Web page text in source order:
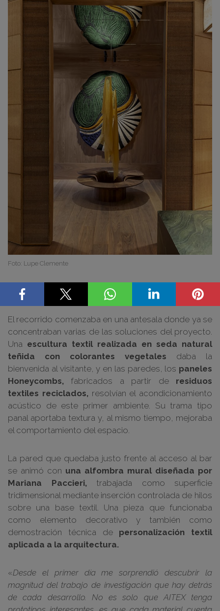
Foto: Lupe Clemente
Una antesala con piezas textiles y
soluciones acústicas
El recorrido comenzaba en una antesala donde ya se
concentraban varias de las soluciones del proyecto.
Una escultura textil realizada en seda natural
teñida con colorantes vegetales daba la
bienvenida al visitante, y en las paredes, los paneles
Honeycombs, fabricados a partir de residuos
textiles reciclados,resolvían el acondicionamiento
acústico de este primer ambiente. Su trama tipo
panal aportaba textura y, al mismo tiempo, mejoraba
el comportamiento del espacio.
La pared que quedaba justo frente al acceso al bar
se animó con una alfombra mural diseñada por
Mariana Paccieri,trabajada como superficie
tridimensional mediante inserción controlada de hilos
sobre una base textil. Una pieza que funcionaba
como elemento decorativo y también como
demostración técnica de personalización textil
aplicada a la arquitectura.
«Desde el primer día me sorprendió descubrir la
magnitud del trabajo de investigación que hay detrás
de cada desarrollo. No es solo que AITEX tenga